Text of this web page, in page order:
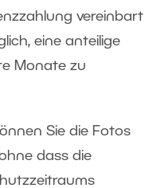
vereinbart
eine anteilige
Monate zu
Sie die Fotos
dass die